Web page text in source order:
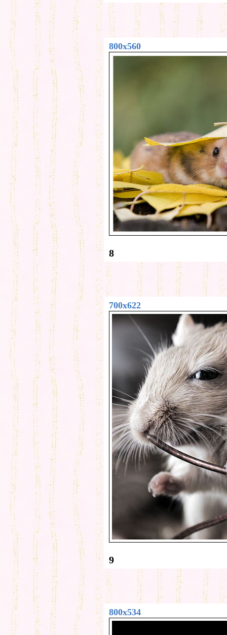
800x560
8
700x622
9
800x534